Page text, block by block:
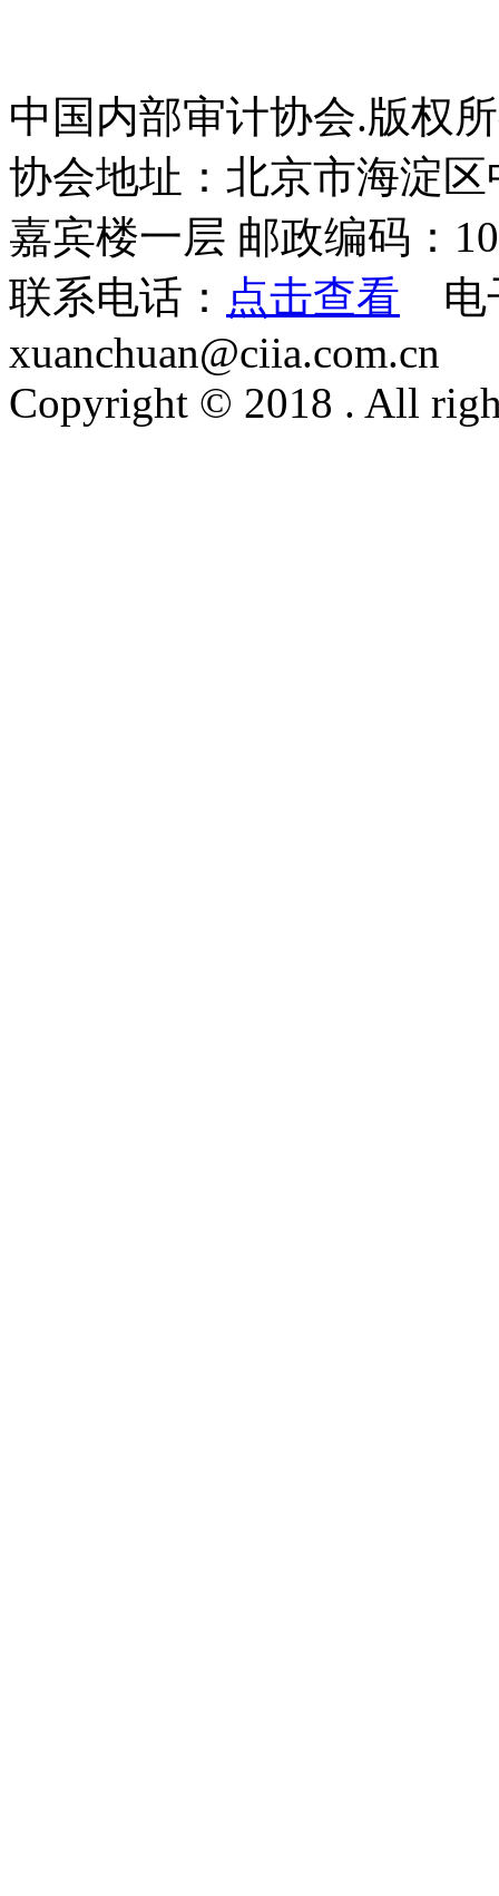
中国内部审计协会.版权
协会地址：北京市海淀
嘉宾楼一层 邮政编码：
联系电话： 点击查看 电
xuanchuan@ciia.com.cn
Copyright © 2018 . All